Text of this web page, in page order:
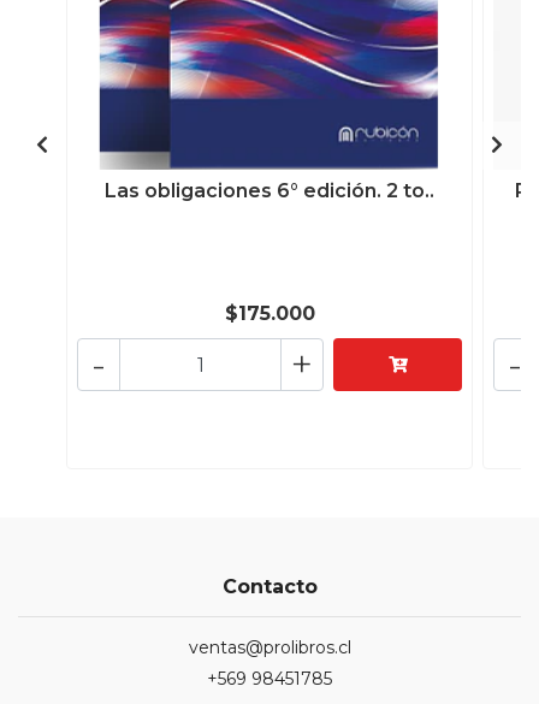
Las obligaciones 6° edición. 2 to..
$175.000
+
- -
Contacto
ventas@prolibros.cl
+569 98451785